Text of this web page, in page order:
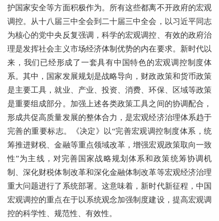
护国家安全等方面积极作为。所有这些都离不开政府的宏观
调控。从十八届三中全会到二十届三中全会，以习近平同志
为核心的党中央反复强调，科学的宏观调控、有效的政府治
理是发挥社会主义市场经济体制优势的内在要求。新时代以
来，我们已经形成了一套具有中国特色的宏观调控制度体
系。其中，国家发展规划是战略导向，财政政策和货币政策
是主要工具，就业、产业、投资、消费、环保、区域等政策
是重要组成部分。加强上述各类政策工具之间的协调配合，
形成共促高质量发展的整体合力，是宏观经济治理体系趋于
完善的重要标志。《决定》以“完善宏观调控制度体系，统
筹推进财税、金融等重点领域改革，增强宏观政策取向一致
性”为主线，对完善国家战略规划体系和政策统筹协调机
制、深化财税体制改革和深化金融体制改革等宏观经济治理
重大问题进行了系统部署。这意味着，新时代新征程，中国
宏观调控的重点在于以系统观念加强制度建设，提高宏观调
控的科学性、规范性、有效性。